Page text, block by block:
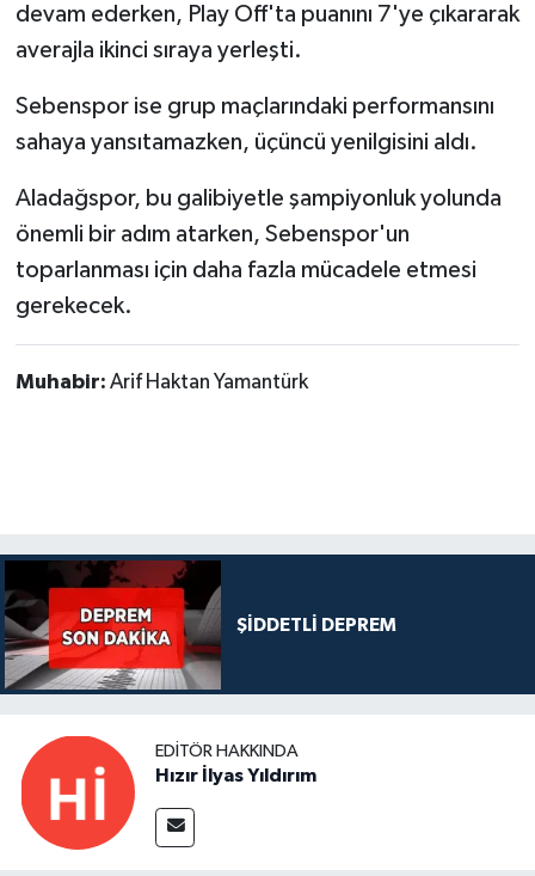
devam ederken, Play Off'ta puanını 7'ye çıkararak
averajla ikinci sıraya yerleşti.
Sebenspor ise grup maçlarındaki performansını
sahaya yansıtamazken, üçüncü yenilgisini aldı.
Aladağspor, bu galibiyetle şampiyonluk yolunda
önemli bir adım atarken, Sebenspor'un
toparlanması için daha fazla mücadele etmesi
gerekecek.
Muhabir: Arif Haktan Yamantürk
ŞİDDETLİ DEPREM
EDITÖR HAKKINDA
Hızır İlyas Yıldırım